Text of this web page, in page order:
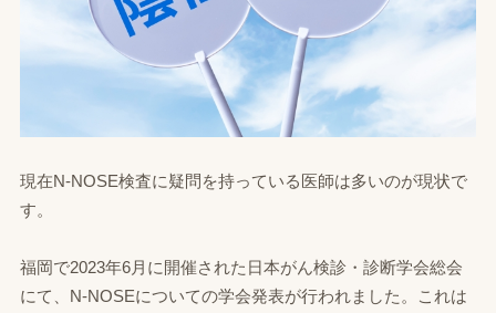
現在N-NOSE検査に疑問を持っている医師は多いのが現状で
す。
福岡で2023年6月に開催された日本がん検診・診断学会総会
にて、N‐NOSEについての学会発表が行われました。これは